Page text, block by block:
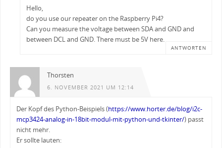
Hello,
do you use our repeater on the Raspberry Pi4?
Can you measure the voltage between SDA and GND and
between DCL and GND. There must be 5V here.
ANTWORTEN
Thorsten
6. NOVEMBER 2021 UM 12:14
Der Kopf des Python-Beispiels (https://www.horter.de/blog/i2c-
mcp3424-analog-in-18bit-modul-mit-python-und-tkinter/) passt
nicht mehr.
Er sollte lauten: